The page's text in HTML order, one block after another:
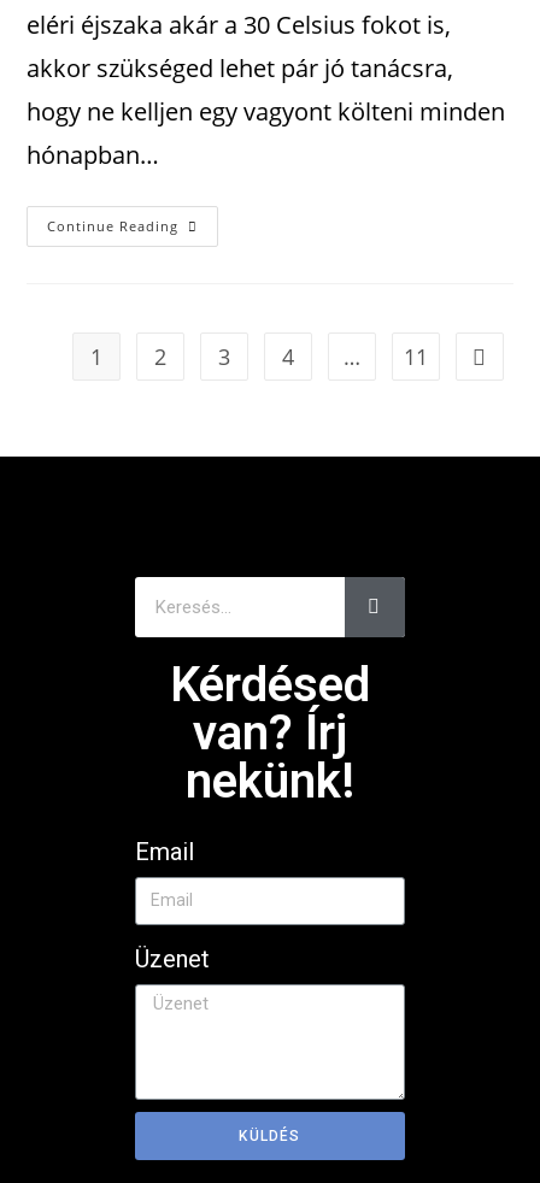
eléri éjszaka akár a 30 Celsius fokot is,
akkor szükséged lehet pár jó tanácsra,
hogy ne kelljen egy vagyont költeni minden
hónapban…
Continue Reading
1 2 3 4 … 11
Kérdésed
van? Írj
nekünk!
Email
Üzenet
KÜLDÉS